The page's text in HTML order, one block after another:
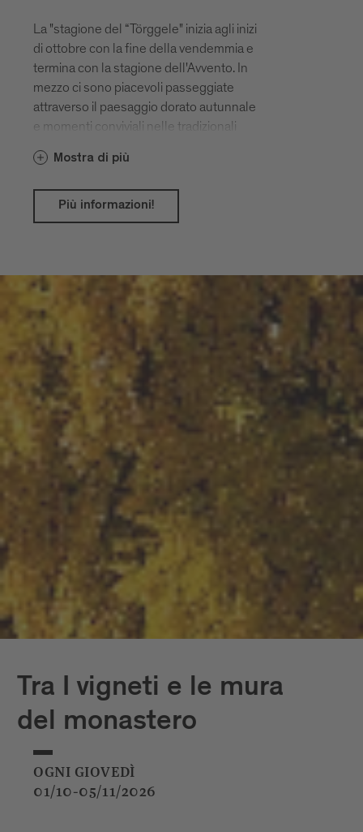
La "stagione del “Törggele" inizia agli inizi
di ottobre con la fine della vendemmia e
termina con la stagione dell'Avvento. In
mezzo ci sono piacevoli passeggiate
attraverso il paesaggio dorato autunnale
e momenti conviviali nelle tradizionali
Mostra di più
Più informazioni!
Tra I vigneti e le mura
del monastero
OGNI GIOVEDÌ
01/10-05/11/2026